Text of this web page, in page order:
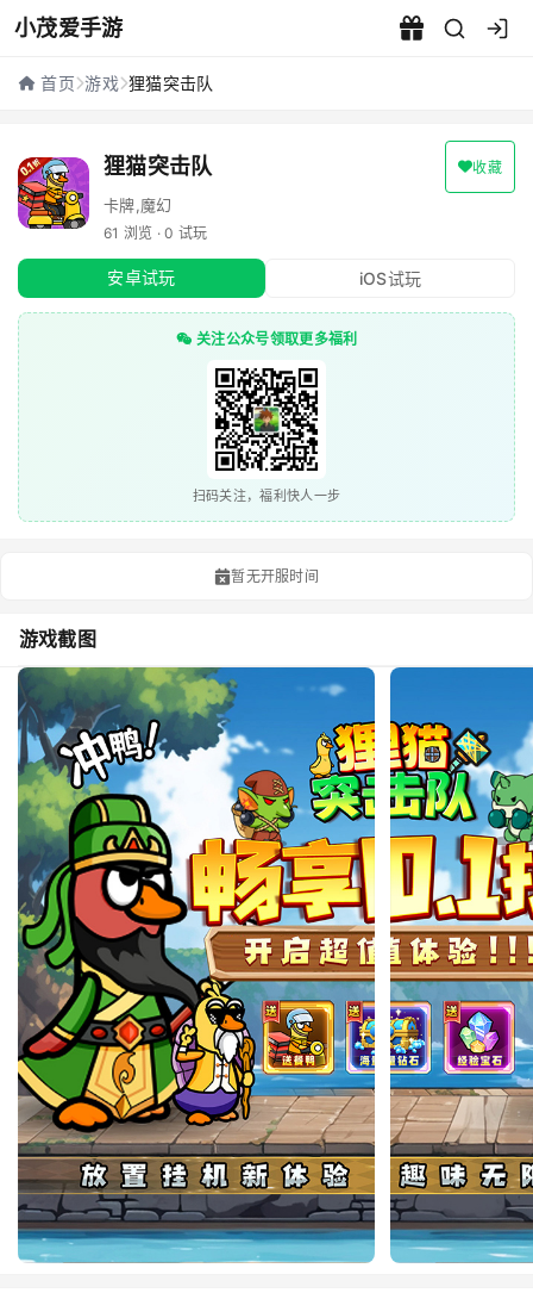
小茂爱手游
狸猫突击队 - 小茂爱手游
首页 游戏 狸猫突击队
狸猫突击队 收藏
卡牌,魔幻
61 浏览 · 0 试玩
安卓试玩 iOS试玩
关注公众号领取更多福利
扫码关注，福利快人一步
暂无开服时间
游戏截图